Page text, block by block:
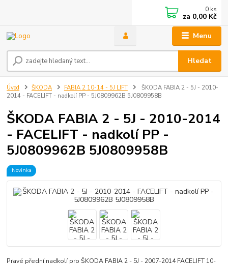
Menu
Hledat
0 ks
za 0,00 Kč
Úvod ŠKODA FABIA 2 10-14 - 5J LIFT
ŠKODA FABIA 2 - 5J - 2010-
2014 - FACELIFT - nadkolí PP - 5J0809962B 5J0809958B
ŠKODA FABIA 2 - 5J - 2010-2014
- FACELIFT - nadkolí PP -
5J0809962B 5J0809958B
Novinka
Pravé přední nadkolí pro ŠKODA FABIA 2 - 5J - 2007-2014 FACELIFT 10-